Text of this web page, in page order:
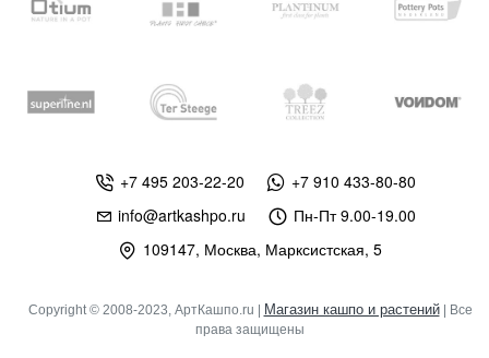
+7 495 203-22-20
+7 910 433-80-80
info@artkashpo.ru
Пн-Пт 9.00-19.00
109147, Москва, Марксистская, 5
Copyright © 2008-2023, АртКашпо.ru | Магазин кашпо и растений| Все
права защищены